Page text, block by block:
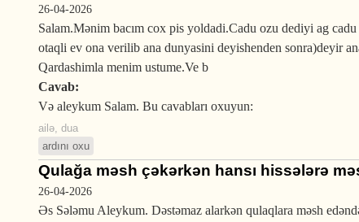
26-04-2026
Salam.Mənim bacım cox pis yoldadi.Cadu ozu dediyi ag
otaqli ev ona verilib ana dunyasini deyishenden sonra)deyir
Qardashimla menim ustume.Ve b
Cavab:
Və aleykum Salam. Bu cavabları oxuyun:
ailə, dua
ardını oxu
Qulağa məsh çəkərkən hansı hissələrə
26-04-2026
Əs Sələmu Aleykum. Dəstəmaz alarkən qulaqlara məsh